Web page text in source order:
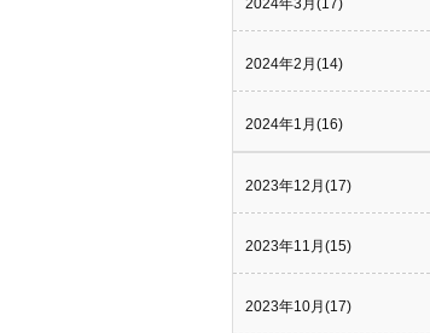
2024年3月(17)
2024年2月(14)
2024年1月(16)
2023年12月(17)
2023年11月(15)
2023年10月(17)